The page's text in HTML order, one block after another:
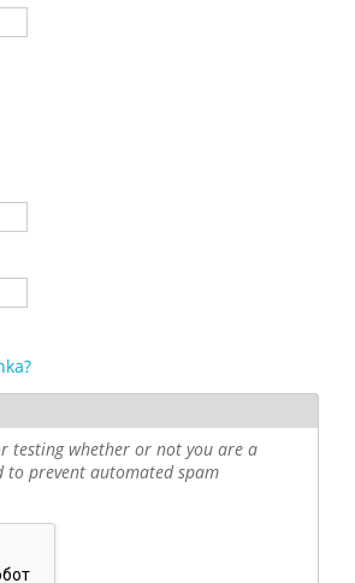
testing whether or not you are a
to prevent automated spam